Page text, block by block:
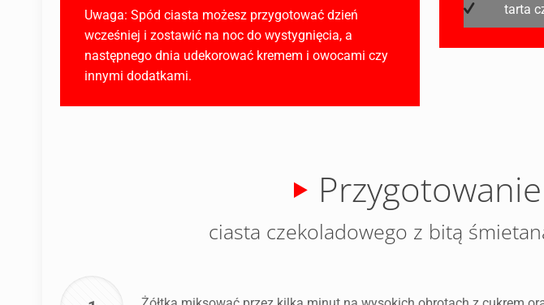
Uwaga: Spód ciasta możesz przygotować dzień
wcześniej i zostawić na noc do wystygnięcia, a
następnego dnia udekorować kremem i owocami czy
innymi dodatkami.
tarta
Przygotowanie
ciasta czekoladowego z bitą